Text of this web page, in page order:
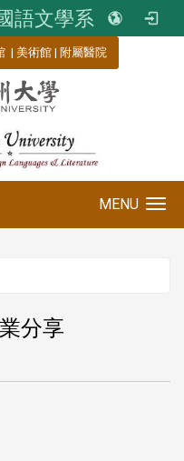
語文學系
| 美術館 | 附屬醫院
MENU
分享